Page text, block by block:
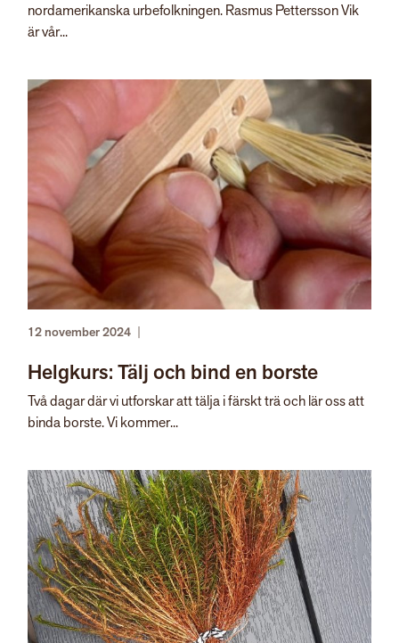
nordamerikanska urbefolkningen. Rasmus Pettersson Vik
är vår...
12 november 2024 |
Helgkurs: Tälj och bind en borste
Två dagar där vi utforskar att tälja i färskt trä och lär oss att
binda borste. Vi kommer...